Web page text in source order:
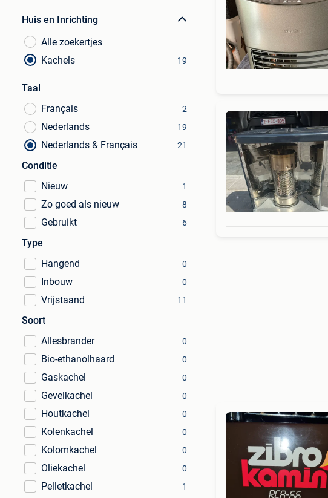
Huis en Inrichting
Alle zoekertjes
Kachels
19
Taal
Français
2
Nederlands 19
Nederlands & Français 21
Conditie
Nieuw
1
Zo goed als nieuw 8
Gebruikt 6
Type
Hangend
0
Inbouw 0
Vrijstaand 11
Soort
Allesbrander
0
Bio-ethanolhaard 0
Gaskachel 0
Gevelkachel 0
Houtkachel 0
Kolenkachel 0
Kolomkachel 0
Oliekachel 0
Pelletkachel 1